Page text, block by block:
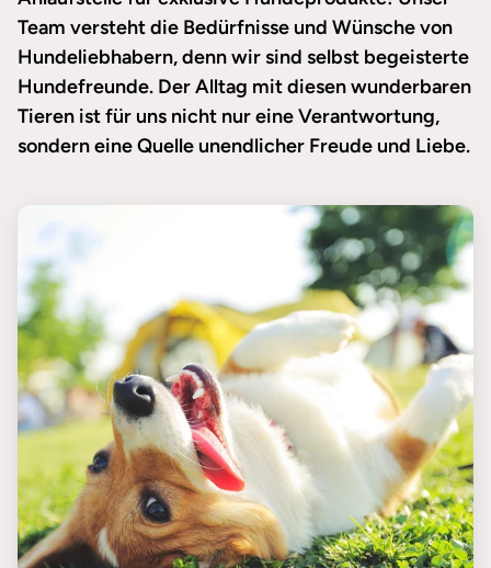
Team versteht die Bedürfnisse und Wünsche von
Hundeliebhabern, denn wir sind selbst begeisterte
Hundefreunde. Der Alltag mit diesen wunderbaren
Tieren ist für uns nicht nur eine Verantwortung,
sondern eine Quelle unendlicher Freude und Liebe.